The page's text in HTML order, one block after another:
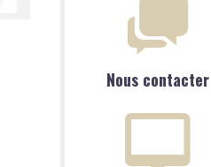
Nous contacter